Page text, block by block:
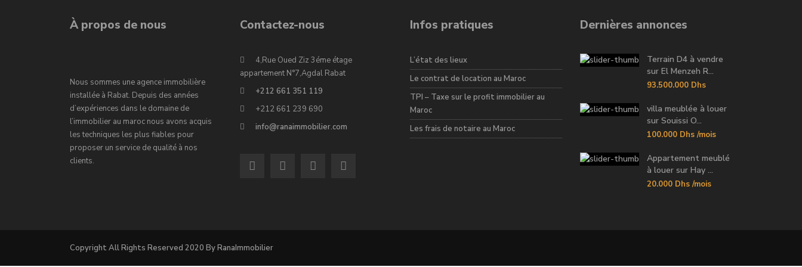
À propos de nous
Nous sommes une agence immobilière
installée à Rabat. Depuis des années
d’expériences dans le domaine de
l’immobilier au maroc nous avons acquis
les techniques les plus fiables pour
proposer un service de qualité à nos
clients.
Contactez-nous
4,Rue Oued Ziz 3éme étage
appartement N°7,Agdal Rabat
+212 661 351 119
+212 661 239 690
info@ranaimmobilier.com
Infos pratiques
L’état des lieux
Le contrat de location au Maroc
TPI – Taxe sur le profit immobilier au
Maroc
Les frais de notaire au Maroc
Dernières annonces
Terrain D4 à vendre
sur El Menzeh R...
93.500.000 Dhs
villa meublée à louer
sur Souissi O...
100.000 Dhs /mois
Appartement meublé
à louer sur Hay ...
20.000 Dhs /mois
Copyright All Rights Reserved 2020 By RanaImmobilier